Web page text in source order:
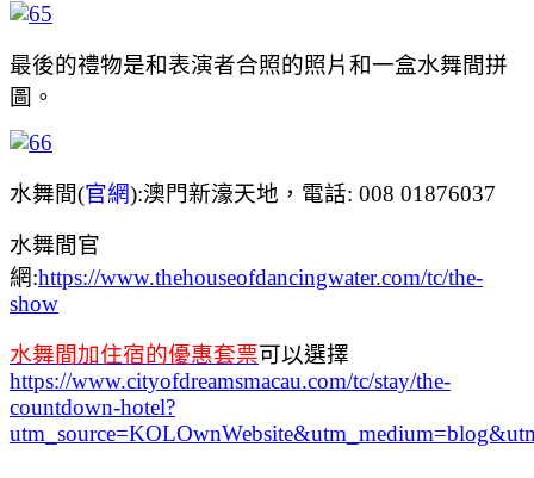
最後的禮物是和表演者合照的照片和一盒水舞間拼
圖。
水舞間(官網):澳門新濠天地，電話: 008 01876037
水舞間官
網:https://www.thehouseofdancingwater.com/tc/the-
show
水舞間加住宿的優惠套票可以選擇
https://www.cityofdreamsmacau.com/tc/stay/the-
countdown-hotel?